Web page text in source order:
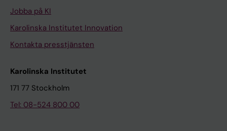
Jobba på KI
Karolinska Institutet Innovation
Kontakta presstjänsten
Karolinska Institutet
171 77 Stockholm
Tel: 08-524 800 00